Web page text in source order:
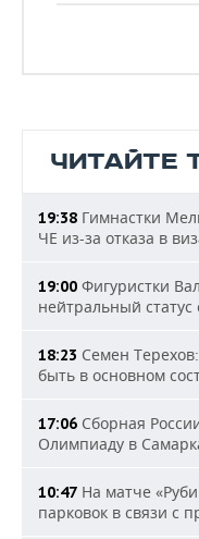
ЧИТАЙТЕ
19:38 Гимнастки
ЧЕ из-за отказа в
19:00 Фигуристки
нейтральный статус
18:23 Семен
быть в основном
17:06 Сборная
Олимпиаду в
10:47 На матче
парковок в связи с